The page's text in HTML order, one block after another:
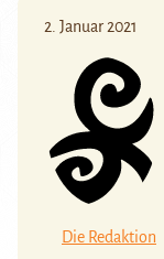
2. Januar 2021
Die Redaktion